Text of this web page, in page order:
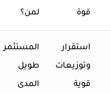
قوة لمن؟
استقرار
وتوزيعات
قوية
المستثمر
طويل
المدى